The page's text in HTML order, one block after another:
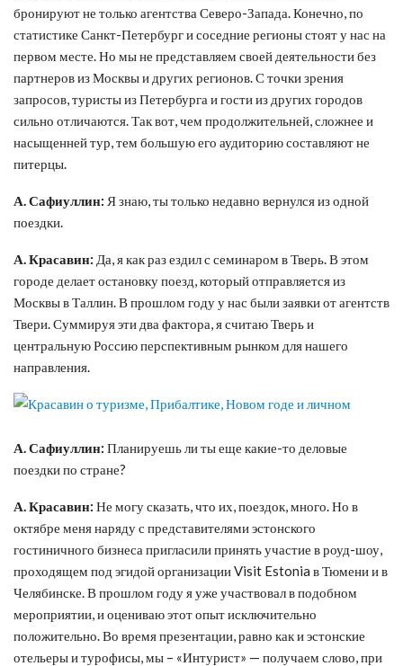
бронируют не только агентства Северо-Запада. Конечно, по
статистике Санкт-Петербург и соседние регионы стоят у нас на
первом месте. Но мы не представляем своей деятельности без
партнеров из Москвы и других регионов. С точки зрения
запросов, туристы из Петербурга и гости из других городов
сильно отличаются. Так вот, чем продолжительней, сложнее и
насыщенней тур, тем большую его аудиторию составляют не
питерцы.
А. Сафиуллин: Я знаю, ты только недавно вернулся из одной
поездки.
А. Красавин: Да, я как раз ездил с семинаром в Тверь. В этом
городе делает остановку поезд, который отправляется из
Москвы в Таллин. В прошлом году у нас были заявки от агентств
Твери. Суммируя эти два фактора, я считаю Тверь и
центральную Россию перспективным рынком для нашего
направления.
А. Сафиуллин: Планируешь ли ты еще какие-то деловые
поездки по стране?
А. Красавин: Не могу сказать, что их, поездок, много. Но в
октябре меня наряду с представителями эстонского
гостиничного бизнеса пригласили принять участие в роуд-шоу,
проходящем под эгидой организации Visit Estonia в Тюмени и в
Челябинске. В прошлом году я уже участвовал в подобном
мероприятии, и оцениваю этот опыт исключительно
положительно. Во время презентации, равно как и эстонские
отельеры и турофисы, мы – «Интурист» — получаем слово, при